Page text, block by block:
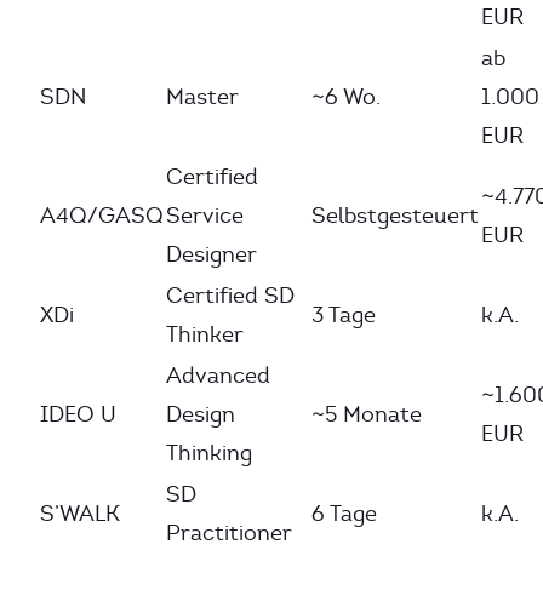
EUR
SDN Master ~6 Wo.
ab
1.000
EUR
A4Q/GASQ
Certified
Service
Designer
Selbstgesteuert
EUR
XDi
Certified SD
Thinker
3 Tage k.A.
IDEO U
Advanced
Design
Thinking
~5 Monate
EUR
S’WALK
SD
Practitioner
6 Tage k.A.